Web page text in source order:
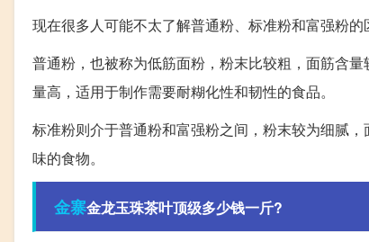
现在很多人可能不太了解普通粉、标准粉和富强粉
普通粉，也被称为低筋面粉，粉末比较粗，面筋含
量高，适用于制作需要耐糊化性和韧性的食品。
标准粉则介于普通粉和富强粉之间，粉末较为细腻
味的食物。
金寨金龙玉珠茶叶顶级多少钱一斤?